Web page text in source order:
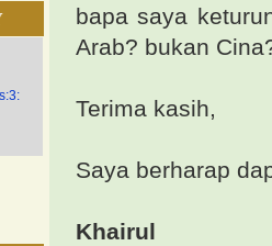
bapa saya
Arab? bukan
Terima kasih,
Saya berharap
Khairul